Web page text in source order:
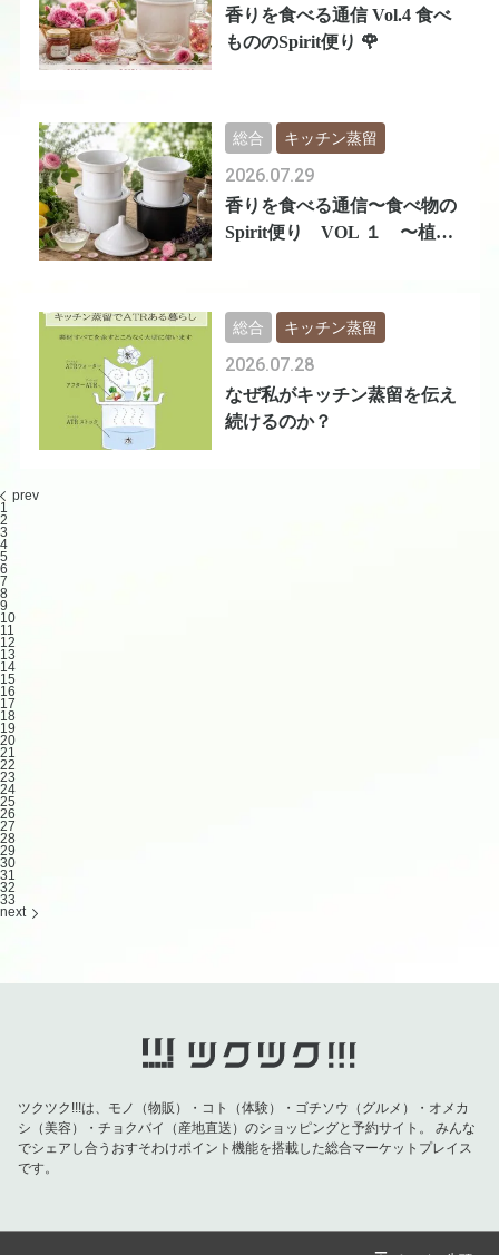
香りを食べる通信 Vol.4 食べ
もののSpirit便り 🌹
香りを食べる通信〜食べ物の
Spirit便り VOL １ 〜植物
2026.07.29
総合 キッチン蒸留
なぜ私がキッチン蒸留を伝え
続けるのか？
2026.07.28
総合 キッチン蒸留
prev
1
2
3
4
5
6
7
8
9
10
11
12
13
14
15
16
17
18
19
20
21
22
23
24
25
26
27
28
29
30
31
32
33
next
ツクツク!!!は、モノ（物販）・コト（体験）・ゴチソウ（グルメ）・オメカ
シ（美容）・チョクバイ（産地直送）のショッピングと予約サイト。
みんな
でシェアし合うおすそわけポイント機能を搭載した総合マーケットプレイス
です。